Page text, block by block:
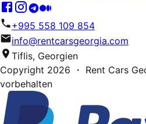
+995 558 109 854
info@rentcarsgeorgia.com
Tiflis, Georgien
Copyright 2026 ・ Rent Cars
vorbehalten